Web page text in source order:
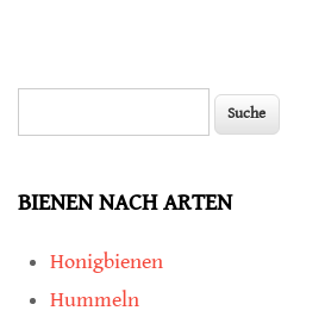
BIENEN NACH ARTEN
Honigbienen
Hummeln